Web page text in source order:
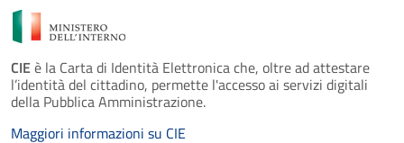
CIEè la Carta di Identità Elettronica che, oltre ad attestare
l’identità del cittadino, permette l'accesso ai servizi digitali
della Pubblica Amministrazione.
Maggiori informazioni su CIE